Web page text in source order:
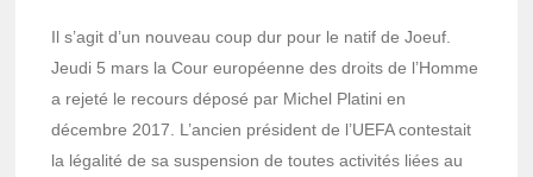
Il s’agit d’un nouveau coup dur pour le natif de Joeuf.
Jeudi 5 mars la Cour européenne des droits de l’Homme
a rejeté le recours déposé par Michel Platini en
décembre 2017. L’ancien président de l’UEFA contestait
la légalité de sa suspension de toutes activités liées au